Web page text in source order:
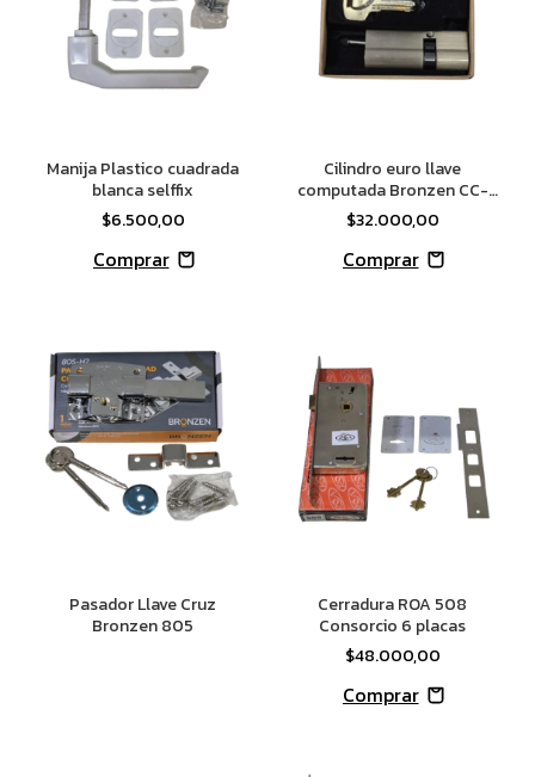
Manija Plastico cuadrada
blanca selffix
$6.500,00
Cilindro euro llave
computada Bronzen CC-
5030
$32.000,00
Pasador Llave Cruz
Bronzen 805
Cerradura ROA 508
Consorcio 6 placas
$48.000,00